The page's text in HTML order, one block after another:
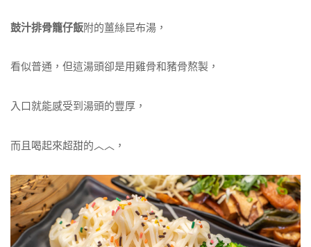
鼓汁排骨籠仔飯附的薑絲昆布湯，
看似普通，但這湯頭卻是用雞骨和豬骨熬製，
入口就能感受到湯頭的豐厚，
而且喝起來超甜的︿︿，